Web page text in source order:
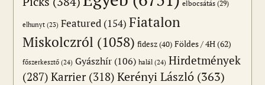
elbocsátás (29)
elhunyt (23) Featured (154) Fiatalon
Miskolczról (1058) fidesz(40) Földes / 4H(62)
főszerkesztő (24) Gyászhír (106) halál (24) Hirdetmények
(287) Karrier(318) Kerényi László (363)